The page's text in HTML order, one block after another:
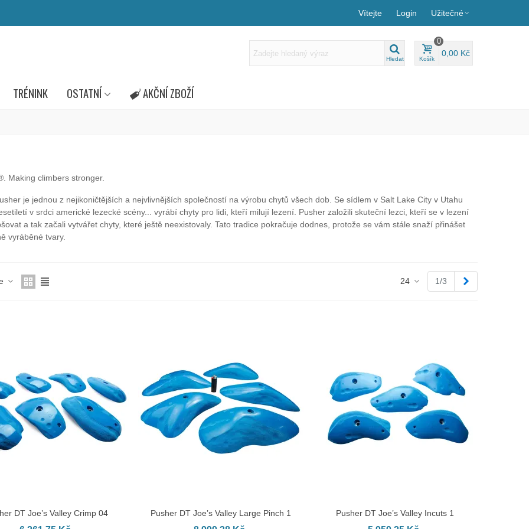
Vítejte Login Užitečné
Hledat Košík
0
0,00 Kč
TRÉNINK OSTATNÍ AKČNÍ ZBOŽÍ
Making climbers stronger.
je jednou z nejikoničtějších a nejvlivnějších společností na výrobu chytů všech dob. Se sídlem v Salt Lake City v Utahu
v srdci americké lezecké scény... vyrábí chyty pro lidi, kteří milují lezení. Pusher založili skuteční lezci, kteří se v lezení
a tak začali vytvářet chyty, které ještě neexistovaly. Tato tradice pokračuje dodnes, protože se vám stále snaží přinášet
vyráběné tvary.
24 1/3
DO KOŠÍKU
DT Joe’s Valley Crimp 04 PŘIDAT DO KOŠÍKU
Pusher DT Joe’s Valley Large Pinch 1 PŘIDAT DO KOŠÍKU
Pusher DT Joe’s Valley Incuts 1